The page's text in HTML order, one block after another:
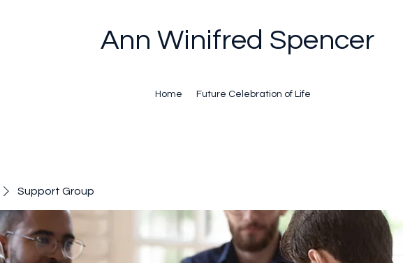
Ann Winifred Spencer
Home Future Celebration of Life
Support Group